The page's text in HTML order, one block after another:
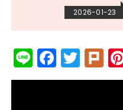
2026-01-23
Li
n
F
a
T
w
Pl
ur